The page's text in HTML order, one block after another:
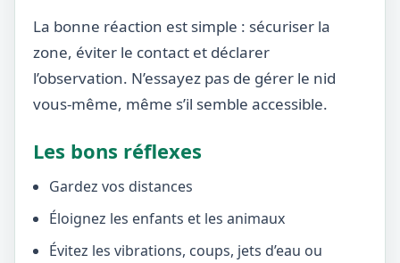
La bonne réaction est simple : sécuriser la
zone, éviter le contact et déclarer
l’observation. N’essayez pas de gérer le nid
vous-même, même s’il semble accessible.
Les bons réflexes
Gardez vos distances
Éloignez les enfants et les animaux
Évitez les vibrations, coups, jets d’eau ou